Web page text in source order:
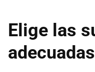
Elige las
adecuadas